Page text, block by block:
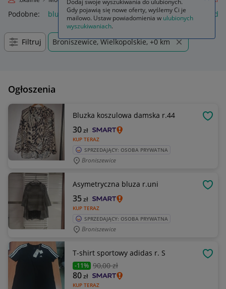
Podobne: bluzka bluzki damskie bluzki na ramiączkach
Filtruj Broniszewice, Wielkopolskie, +0 km
Ogłoszenia
Bluzka koszulowa damska r.44
KUP TERAZ
30zł
SPRZEDAJĄCY: OSOBA PRYWATNA
Broniszewice
Asymetryczna bluza r.uni
KUP TERAZ
35zł
SPRZEDAJĄCY: OSOBA PRYWATNA
Broniszewice
T-shirt sportowy adidas r. S
-11% 90,00 zł
KUP TERAZ
80zł
Gdy pojawią się nowe oferty, wyślemy Ci je
mailowo. Ustaw powiadomienia w ulubionych
wyszukiwaniach.